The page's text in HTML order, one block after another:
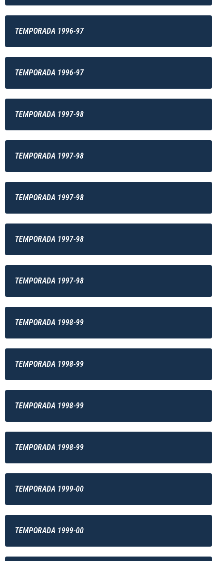
TEMPORADA 1996-97
TEMPORADA 1996-97
TEMPORADA 1997-98
TEMPORADA 1997-98
TEMPORADA 1997-98
TEMPORADA 1997-98
TEMPORADA 1997-98
TEMPORADA 1998-99
TEMPORADA 1998-99
TEMPORADA 1998-99
TEMPORADA 1998-99
TEMPORADA 1999-00
TEMPORADA 1999-00